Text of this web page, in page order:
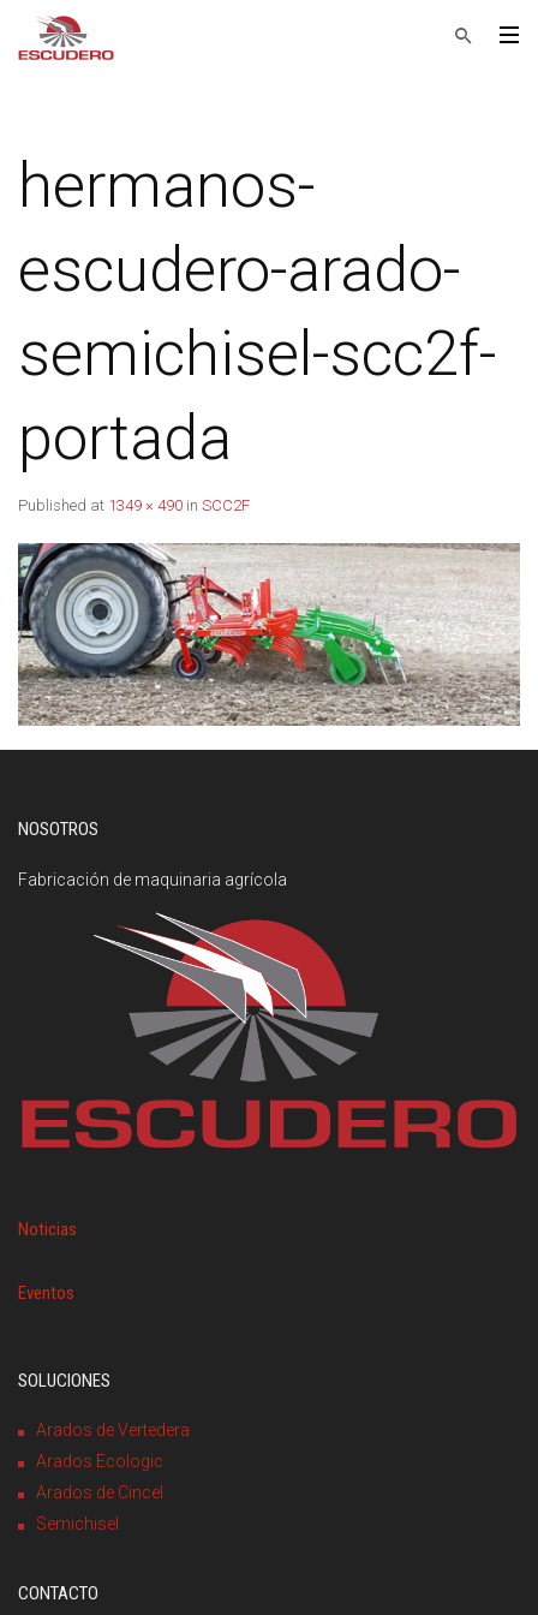
hermanos-
escudero-arado-
semichisel-scc2f-
portada
Published at 1349 × 490 in SCC2F
NOSOTROS
Fabricación de maquinaria agrícola
Noticias
Eventos
SOLUCIONES
Arados de Vertedera
Arados Ecologic
Arados de Cincel
Semichisel
CONTACTO